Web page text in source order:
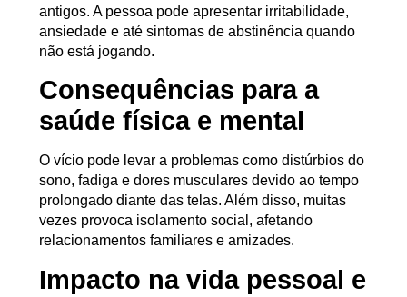
antigos. A pessoa pode apresentar irritabilidade,
ansiedade e até sintomas de abstinência quando
não está jogando.
Consequências para a
saúde física e mental
O vício pode levar a problemas como distúrbios do
sono, fadiga e dores musculares devido ao tempo
prolongado diante das telas. Além disso, muitas
vezes provoca isolamento social, afetando
relacionamentos familiares e amizades.
Impacto na vida pessoal e